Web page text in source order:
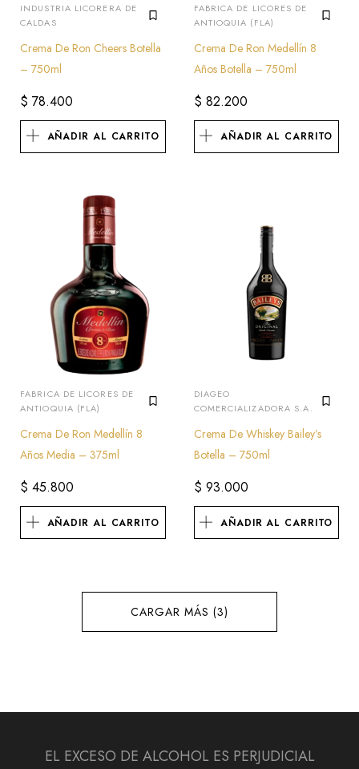
INDUSTRIA LICORERA DE
CALDAS
Crema De Ron Cheers Botella
– 750ml
$ 78.400
AÑADIR AL CARRITO
FABRICA DE LICORES DE
ANTIOQUIA (FLA)
Crema De Ron Medellín 8
Años Botella – 750ml
$ 82.200
AÑADIR AL CARRITO
FABRICA DE LICORES DE
ANTIOQUIA (FLA)
Crema De Ron Medellín 8
Años Media – 375ml
$ 45.800
AÑADIR AL CARRITO
DIAGEO
COMERCIALIZADORA S.A.
Crema De Whiskey Bailey’s
Botella – 750ml
$ 93.000
AÑADIR AL CARRITO
CARGAR MÁS (3)
EL EXCESO DE ALCOHOL ES PERJUDICIAL